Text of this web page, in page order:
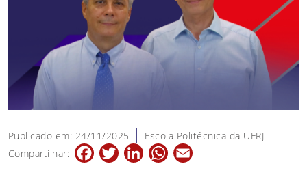
Publicado em: 24/11/2025
Escola Politécnica da UFRJ
Compartilhar:
FacebookTwitterLinkedInWhatsApp